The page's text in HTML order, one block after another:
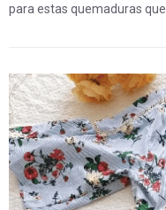
para estas quemaduras